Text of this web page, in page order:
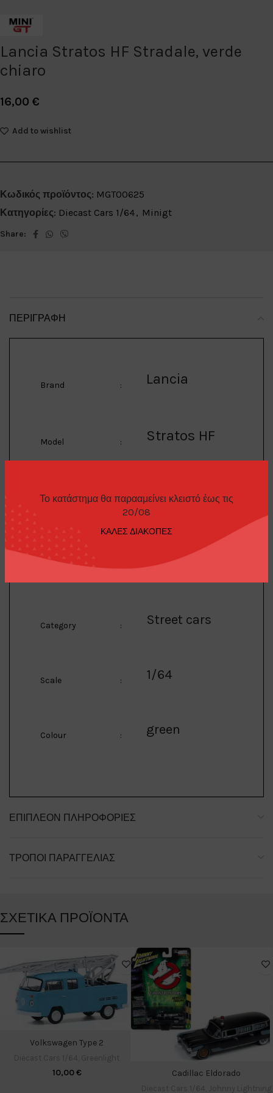
Το κατάστημα θα παρααμείνει κλειστό έως τις
20/08
ΚΑΛΕΣ ΔΙΑΚΟΠΕΣ
Lancia Stratos HF Stradale, verde
chiaro
16,00 €
Add to wishlist
Κωδικός προϊόντος: MGT00625
Κατηγορίες: Diecast Cars 1/64, Minigt
Share:
ΠΕΡΙΓΡΑΦΉ
Brand : Lancia
Model : Stratos HF
Description
HF Stradale, verde
chiaro
Manufacturer : Mini GT
Category : Street cars
Scale : 1/64
Colour : green
ΕΠΙΠΛΈΟΝ ΠΛΗΡΟΦΟΡΊΕΣ
ΤΡΌΠΟΙ ΠΑΡΑΓΓΕΛΊΑΣ
ΣΧΕΤΙΚΆ ΠΡΟΪΌΝΤΑ
Volkswagen Type 2
10,00€ Cadillac Eldorado